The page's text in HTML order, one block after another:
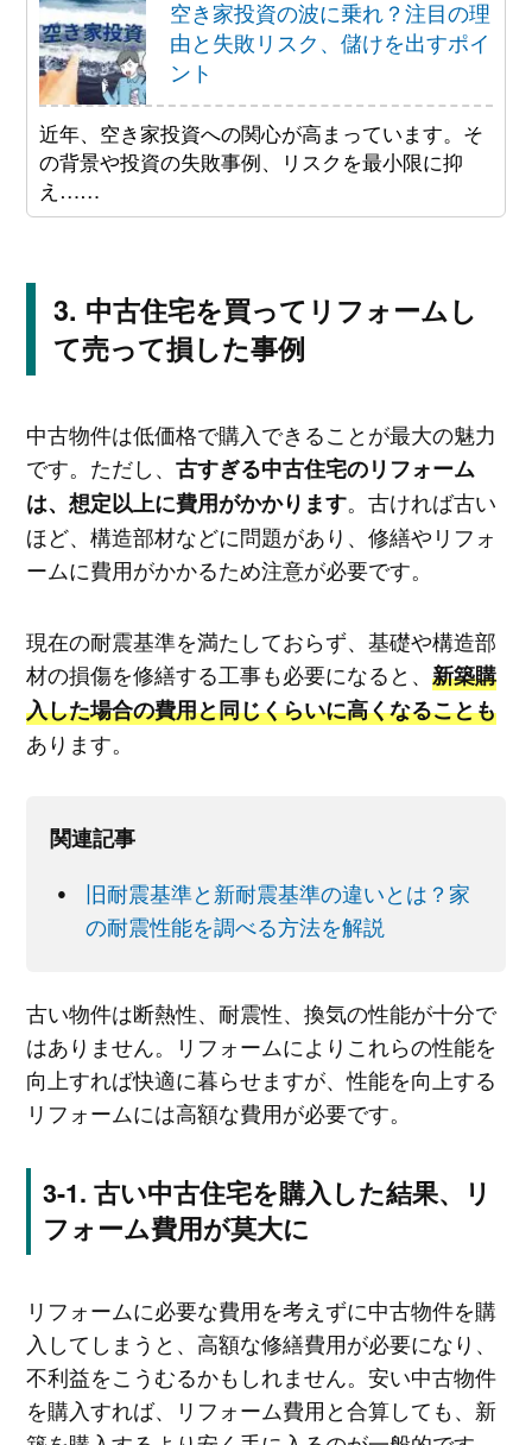
空き家投資の波に乗れ？注目の理
由と失敗リスク、儲けを出すポイ
ント
近年、空き家投資への関心が高まっています。そ
の背景や投資の失敗事例、リスクを最小限に抑
え……
中古住宅を買ってリフォームし
て売って損した事例
中古物件は低価格で購入できることが最大の魅力
です。ただし、 古すぎる中古住宅のリフォーム
は、想定以上に費用がかかります。古ければ古い
ほど、構造部材などに問題があり、修繕やリフォ
ームに費用がかかるため注意が必要です。
現在の耐震基準を満たしておらず、基礎や構造部
材の損傷を修繕する工事も必要になると、 新築購
入した場合の費用と同じくらいに高くなることも
あります。
関連記事
旧耐震基準と新耐震基準の違いとは？家
の耐震性能を調べる方法を解説
古い物件は断熱性、耐震性、換気の性能が十分で
はありません。リフォームによりこれらの性能を
向上すれば快適に暮らせますが、性能を向上する
リフォームには高額な費用が必要です。
古い中古住宅を購入した結果、リ
フォーム費用が莫大に
リフォームに必要な費用を考えずに中古物件を購
入してしまうと、高額な修繕費用が必要になり、
不利益をこうむるかもしれません。安い中古物件
を購入すれば、リフォーム費用と合算しても、新